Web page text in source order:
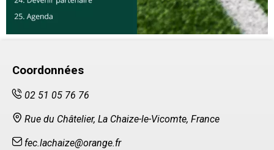
Coordonnées
02 51 05 76 76
Rue du Châtelier, La Chaize-le-Vicomte, France
fec.lachaize@orange.fr